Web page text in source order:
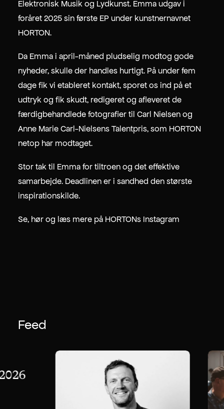
+45 2717 1797
philip@skovgaard.studio
TIDL. 10 FINGERS
CVR. DK-39000482
Elektronisk Musik og Lydkunst. Emma udgav i
foråret 2025 sin første EP under kunstnernavnet
HORTON.
Da Emma i april-måned pludselig modtog gode
nyheder, skulle der handles hurtigt. På under fem
dage fik vi etableret kontakt, sporet os ind på et
udtryk og fik skudt, redigeret og afleveret de
færdigbehandlede fotografier til Carl Nielsen og
Anne Marie Carl-Nielsens Talentpris, som HORTON
netop har modtaget.
Stor tak til Emma for tiltroen og det effektive
samarbejde. Deadlinen er i sandhed den største
inspirationskilde.
Se, hør og læs mere på HORTONs Instagram
Feed